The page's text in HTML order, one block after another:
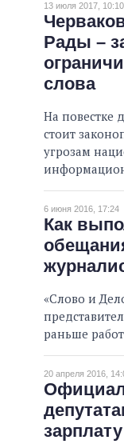
13 июля 2017, 10:10
Рады –
слова
На повестке
стоит
угрозам
6 июня 2016, 17:24
Как
«Слово и
раньше
20 апреля 2016,